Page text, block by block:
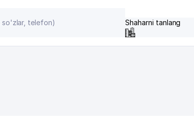
Shaharni tanlang